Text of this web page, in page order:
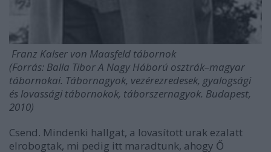
Franz Kalser von Maasfeld tábornok
(Forrás: Balla Tibor A Nagy Háború osztrák–magyar
tábornokai. Tábornagyok, vezérezredesek, gyalogsági
és lovassági tábornokok, táborszernagyok. Budapest,
2010)
Csend. Mindenki hallgat, a lovasított urak ezalatt
elrobogtak, mi pedig itt maradtunk, ahogy Ő